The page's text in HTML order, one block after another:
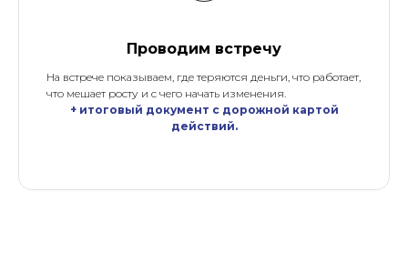
Проводим встречу
На встрече показываем, где теряются деньги, что работает,
что мешает росту и с чего начать изменения.
+ итоговый документ с дорожной картой
действий.